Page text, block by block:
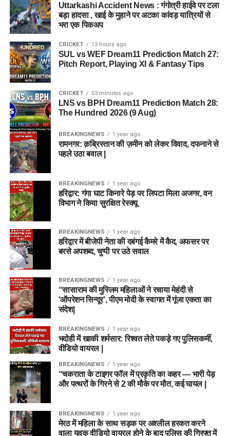
Uttarkashi Accident News : गंगोत्री हाईवे पर टला
बड़ा हादसा , खाई के मुहाने पर अटका कांवड़ यात्रियों से
भरा एक पिकअप
CRICKET 13 hours ago
SUL vs WEF Dream11 Prediction Match 27:
Pitch Report, Playing XI & Fantasy Tips
CRICKET 53 minutes ago
LNS vs BPH Dream11 Prediction Match 28:
The Hundred 2026 (9 Aug)
BREAKINGNEWS 1 year ago
रामनगर: क़ब्रिस्तान की ज़मीन को लेकर विवाद, दफनाने से
पहले उठा बवाल |
BREAKINGNEWS 1 year ago
हरिद्वार: गंगा घाट किनारे पेड़ पर लिपटा मिला अजगर, वन
विभाग ने किया सुरक्षित रेस्क्यू
BREAKINGNEWS 1 year ago
हरिद्वार में बीजेपी नेता की दबंगई कैमरे में कैद, अफसर पर
बरसे अपशब्द, चुप्पी पर उठे सवाल
BREAKINGNEWS 1 year ago
“सासाराम की मुस्लिम महिलाओं ने रचाया मेहंदी से
‘ऑपरेशन सिन्दूर’, पीएम मोदी के स्वागत में गूंजा एकता का
संदेश|
BREAKINGNEWS 1 year ago
भदोही में खाकी शर्मसार: रिश्वत लेते पकड़े गए पुलिसकर्मी,
वीडियो वायरल |
BREAKINGNEWS 1 year ago
“चकराता के टाइगर फॉल में प्रकृति का कहर — भारी पेड़
और पत्थरों के गिरने से 2 की मौके पर मौत, कई घायल |
BREAKINGNEWS 1 year ago
मेरठ में महिला के साथ सड़क पर अश्लील हरकत करने
वाला युवक वीडियो वायरल होने के बाद पुलिस की गिरफ्त में